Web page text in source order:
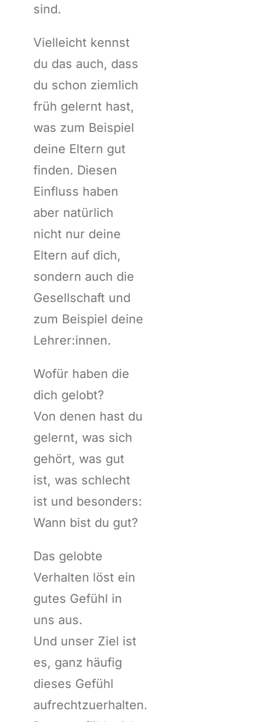
sind.
Vielleicht kennst
du das auch, dass
du schon ziemlich
früh gelernt hast,
was zum Beispiel
deine Eltern gut
finden. Diesen
Einfluss haben
aber natürlich
nicht nur deine
Eltern auf dich,
sondern auch die
Gesellschaft und
zum Beispiel deine
Lehrer:innen.
Wofür haben die
dich gelobt?
Von denen hast du
gelernt, was sich
gehört, was gut
ist, was schlecht
ist und besonders:
Wann bist du gut?
Das gelobte
Verhalten löst ein
gutes Gefühl in
uns aus.
Und unser Ziel ist
es, ganz häufig
dieses Gefühl
aufrechtzuerhalten.